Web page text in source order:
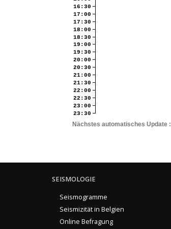
16:30
17:00
17:30
18:00
18:30
19:00
19:30
20:00
20:30
21:00
21:30
22:00
22:30
23:00
23:30
Nächstes automatisches Update :
SEISMOLOGIE
Seismogramme
Seismizität in Belgien
Online Befragung